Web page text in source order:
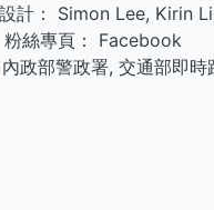
計： Simon Lee, Kirin
粉絲專頁：
Facebook
內政部警政署, 交通部即時